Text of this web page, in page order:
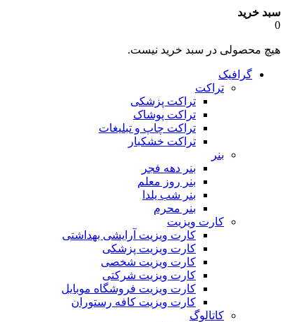
سبد خرید
0
هیچ محصولی در سبد خرید نیست.
گرافیک
تراکت
تراکت پزشکی
تراکت پوشاک
تراکت چاپ و تبلیغات
تراکت خشکبار
بنر
بنر دهه فجر
بنر روز معلم
بنر شب یلدا
بنر محرم
کارت ویزیت
کارت ویزیت آرایشی بهداشتی
کارت ویزیت پزشکی
کارت ویزیت شخصی
کارت ویزیت شرکتی
کارت ویزیت فروشگاه موبایل
کارت ویزیت کافه رستوران
کاتالوگ